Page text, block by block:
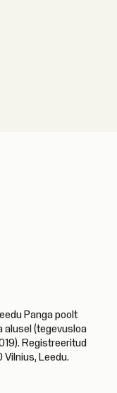
Panga poolt
alusel (tegevusloa
Registreeritud
Vilnius, Leedu.